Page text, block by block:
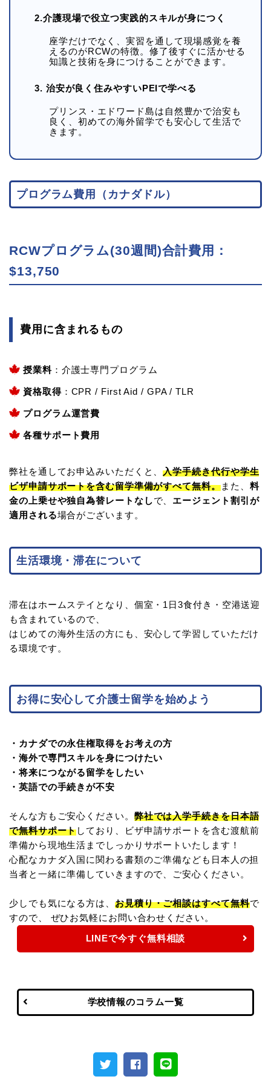
2.介護現場で役立つ実践的スキルが身につく
座学だけでなく、実習を通して現場感覚を養
えるのがRCWの特徴。修了後すぐに活かせる
知識と技術を身につけることができます。
3. 治安が良く住みやすいPEIで学べる
プリンス・エドワード島は自然豊かで治安も
良く、初めての海外留学でも安心して生活で
きます。
プログラム費用（カナダドル）
RCWプログラム(30週間)合計費用：
$13,750
費用に含まれるもの
授業料：介護士専門プログラム
資格取得：CPR / First Aid / GPA / TLR
プログラム運営費
各種サポート費用
弊社を通してお申込みいただくと、入学手続き代行や学生
ビザ申請サポートを含む留学準備がすべて無料。また、 料
金の上乗せや独自為替レートなしで、 エージェント割引が
適用される場合がございます。
生活環境・滞在について
滞在はホームステイとなり、個室・1日3食付き・空港送迎
も含まれているので、
はじめての海外生活の方にも、安心して学習していただけ
る環境です。
お得に安心して介護士留学を始めよう
・カナダでの永住権取得をお考えの方
・海外で専門スキルを身につけたい
・将来につながる留学をしたい
・英語での手続きが不安
そんな方もご安心ください。 弊社では入学手続きを日本語
で無料サポートしており、ビザ申請サポートを含む渡航前
準備から現地生活までしっかりサポートいたします！
心配なカナダ入国に関わる書類のご準備なども日本人の担
当者と一緒に準備していきますので、ご安心ください。
少しでも気になる方は、 お見積り・ご相談はすべて無料で
すので、 ぜひお気軽にお問い合わせください。
LINEで今すぐ無料相談
学校情報のコラム一覧